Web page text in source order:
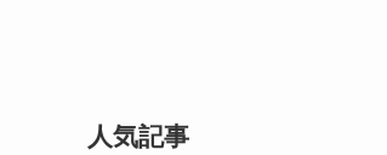
人気記事